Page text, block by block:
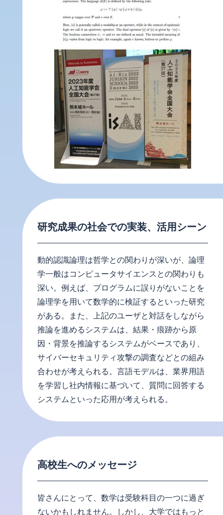
研究成果の社会での実装、活用シーン
動的認識論理は哲学との関わりが深いが、論理
学一般はコンピュータサイエンスとの関わりも
深い。例えば、プログラムに誤りがないことを
論理学を用いて数学的に検証するといった研究
がある。また、上記のユーザと対話をしながら
推論を進めるシステムは、結果・痕跡から原
因・背景を推論するシステムがベースであり、
サイバーセキュリティ攻撃の調査などとの組み
合わせが考えられる。言語モデルは、業界用語
を学習し社内情報に基づいて、質問に回答する
システムといった応用が考えられる。
高校生へのメッセージ
皆さんにとって、数学は受験科目の一つに過ぎ
ないかもしれません。しかし、大学ではもっと